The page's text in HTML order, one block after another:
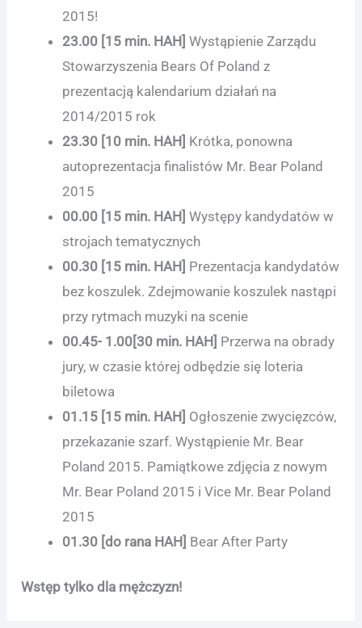
2015!
23.00 [15 min. HAH] Wystąpienie Zarządu
Stowarzyszenia Bears Of Poland z
prezentacją kalendarium działań na
2014/2015 rok
23.30 [10 min. HAH] Krótka, ponowna
autoprezentacja finalistów Mr. Bear Poland
2015
00.00 [15 min. HAH] Występy kandydatów w
strojach tematycznych
00.30 [15 min. HAH] Prezentacja kandydatów
bez koszulek. Zdejmowanie koszulek nastąpi
przy rytmach muzyki na scenie
00.45- 1.00[30 min. HAH] Przerwa na obrady
jury, w czasie której odbędzie się loteria
biletowa
01.15 [15 min. HAH] Ogłoszenie zwycięzców,
przekazanie szarf. Wystąpienie Mr. Bear
Poland 2015. Pamiątkowe zdjęcia z nowym
Mr. Bear Poland 2015 i Vice Mr. Bear Poland
2015
01.30 [do rana HAH] Bear After Party
Wstęp tylko dla mężczyzn!